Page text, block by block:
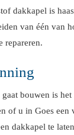
dakkapel is
van één van
repareren.
bouwen is
of u in Goes een
dakkapel te